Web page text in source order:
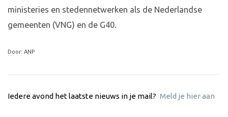
ministeries en stedennetwerken als de Nederlandse
gemeenten (VNG) en de G40.
Door: ANP
Iedere avond het laatste nieuws in je mail? Meld je hier aan